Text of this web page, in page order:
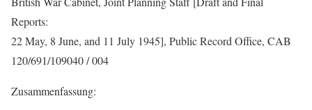
Reports:
22 May, 8 June, and 11 July 1945], Public Record Office, CAB
120/691/109040 / 004
Zusammenfassung: